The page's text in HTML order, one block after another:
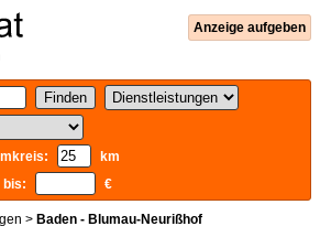
Anzeige aufgeben
km
€
> Baden - Blumau-Neurißhof